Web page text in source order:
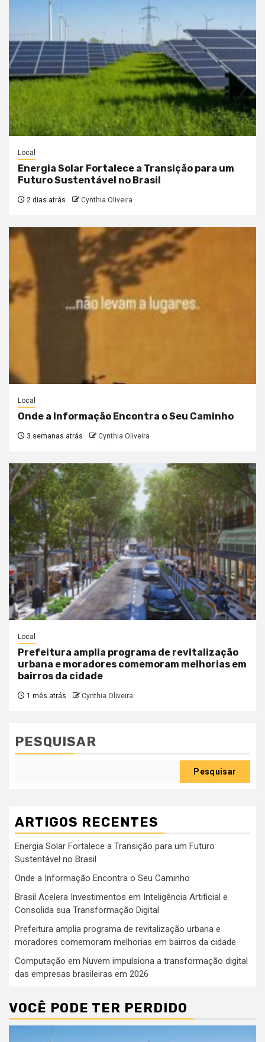
Local
Energia Solar Fortalece a Transição para um
Futuro Sustentável no Brasil
2 dias atrás Cynthia Oliveira
Local
Onde a Informação Encontra o Seu Caminho
3 semanas atrás Cynthia Oliveira
Local
Prefeitura amplia programa de revitalização
urbana e moradores comemoram melhorias em
bairros da cidade
1 mês atrás Cynthia Oliveira
PESQUISAR
Pesquisar
ARTIGOS RECENTES
Energia Solar Fortalece a Transição para um Futuro
Sustentável no Brasil
Onde a Informação Encontra o Seu Caminho
Brasil Acelera Investimentos em Inteligência Artificial e
Consolida sua Transformação Digital
Prefeitura amplia programa de revitalização urbana e
moradores comemoram melhorias em bairros da cidade
Computação em Nuvem impulsiona a transformação digital
das empresas brasileiras em 2026
VOCÊ PODE TER PERDIDO